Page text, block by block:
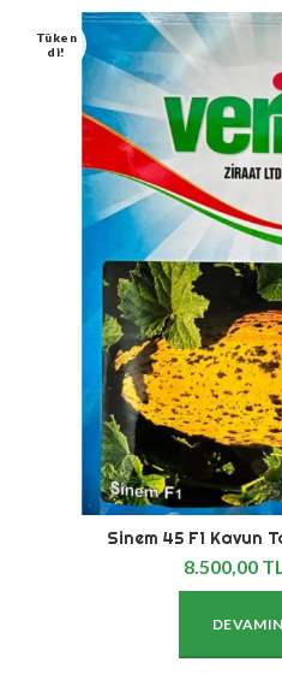
Tüken
Di!
Sinem 45 F1 Kavun
8.500,00 TL